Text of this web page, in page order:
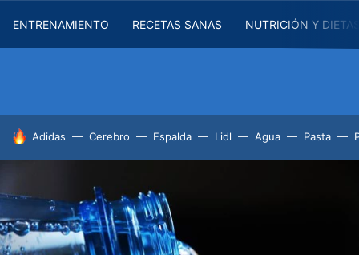
ENTRENAMIENTO RECETAS SANAS NUTRICIÓN Y
HOY SE HABLA DE
Adidas Cerebro Espalda Lidl Agua Pasta